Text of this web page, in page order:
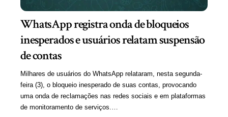
WhatsApp registra onda de bloqueios
inesperados e usuários relatam suspensão
de contas
Milhares de usuários do WhatsApp relataram, nesta segunda-
feira (3), o bloqueio inesperado de suas contas, provocando
uma onda de reclamações nas redes sociais e em plataformas
de monitoramento de serviços.…